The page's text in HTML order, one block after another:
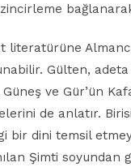
literatürüne
Gülten,
ve Gür’ün
de anlatır.
bir dini temsil
Şimti soyundan